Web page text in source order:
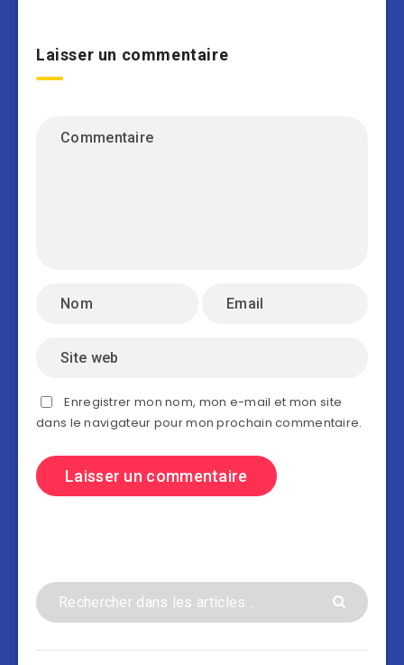
Laisser un commentaire
Enregistrer mon nom, mon e-mail et mon site
dans le navigateur pour mon prochain commentaire.